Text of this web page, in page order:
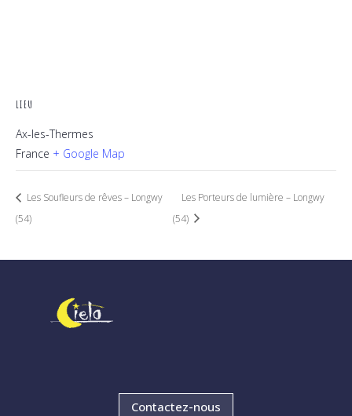
LIEU
Ax-les-Thermes
France + Google Map
Les Soufleurs de rêves – Longwy
(54)
Les Porteurs de lumière – Longwy
(54)
Contactez-nous